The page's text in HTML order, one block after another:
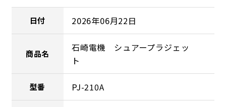
日付 2026年06月22日
商品名
石崎電機 シュアープラジェッ
ト
型番 PJ-210A